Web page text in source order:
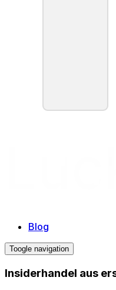
Blog
Toogle navigation
Insiderhandel aus